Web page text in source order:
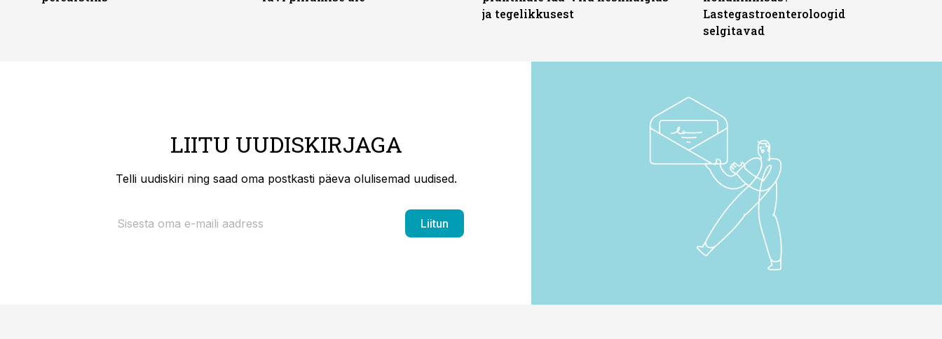
ja tegelikkusest
Lastegastroenteroloogid
selgitavad
LIITU UUDISKIRJAGA
Telli uudiskiri ning saad oma postkasti päeva olulisemad uudised.
Liitun